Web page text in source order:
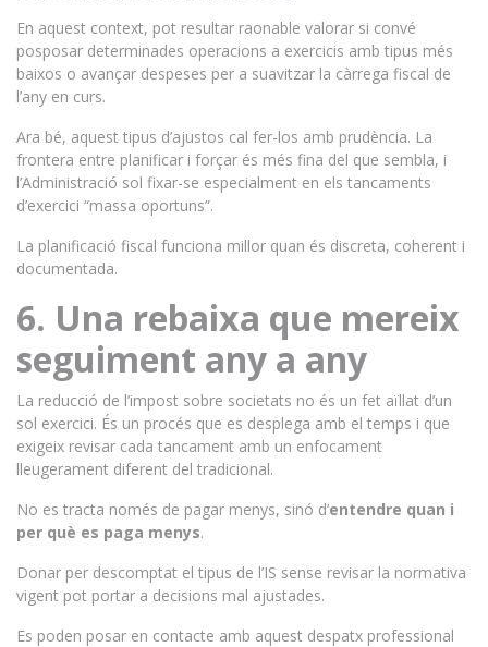
En aquest context, pot resultar raonable valorar si convé
posposar determinades operacions a exercicis amb tipus més
baixos o avançar despeses per a suavitzar la càrrega fiscal de
l’any en curs.
Ara bé, aquest tipus d’ajustos cal fer-los amb prudència. La
frontera entre planificar i forçar és més fina del que sembla, i
l’Administració sol fixar-se especialment en els tancaments
d’exercici “massa oportuns”.
La planificació fiscal funciona millor quan és discreta, coherent i
documentada.
6. Una rebaixa que mereix
seguiment any a any
La reducció de l’impost sobre societats no és un fet aïllat d’un
sol exercici. És un procés que es desplega amb el temps i que
exigeix revisar cada tancament amb un enfocament
lleugerament diferent del tradicional.
No es tracta només de pagar menys, sinó d’entendre quan i
per què es paga menys.
Donar per descomptat el tipus de l’IS sense revisar la normativa
vigent pot portar a decisions mal ajustades.
Es poden posar en contacte amb aquest despatx professional